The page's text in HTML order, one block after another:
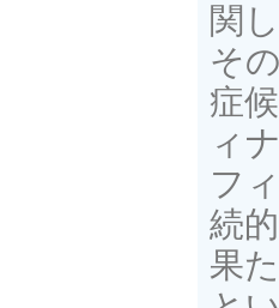
関
そ
症
ィ
フ
続
果